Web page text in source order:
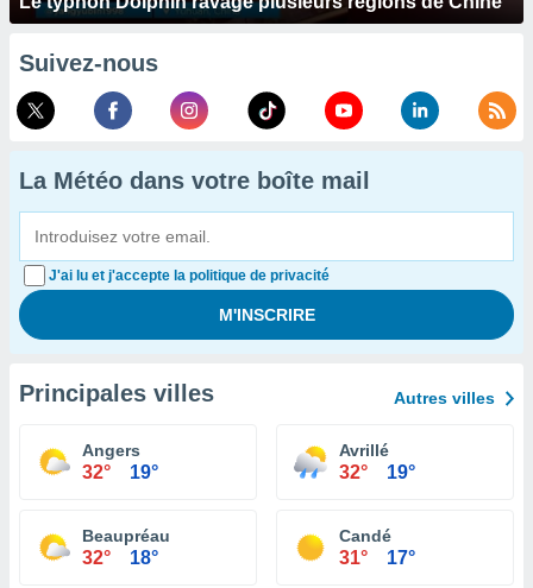
Suivez-nous
La Météo dans votre boîte mail
J'ai lu et j'accepte la politique de privacité
Principales villes Autres villes
Angers
32° 19°
Avrillé
32° 19°
Beaupréau
32° 18°
Candé
31° 17°